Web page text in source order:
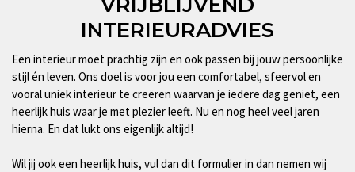
INTERIEURADVIES
Een interieur moet prachtig zijn en ook passen bij jouw persoonlijke
stijl én leven. Ons doel is voor jou een comfortabel, sfeervol en
vooral uniek interieur te creëren waarvan je iedere dag geniet, een
heerlijk huis waar je met plezier leeft. Nu en nog heel veel jaren
hierna. En dat lukt ons eigenlijk altijd!
Wil jij ook een heerlijk huis, vul dan dit formulier in dan nemen wij